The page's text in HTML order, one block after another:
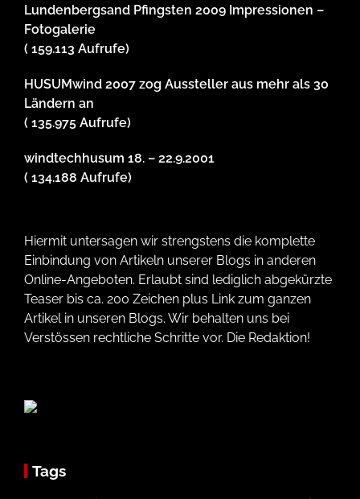
Lundenbergsand Pfingsten 2009 Impressionen –
Fotogalerie
( 159.113 Aufrufe)
HUSUMwind 2007 zog Aussteller aus mehr als 30
Ländern an
( 135.975 Aufrufe)
windtechhusum 18. – 22.9.2001
( 134.188 Aufrufe)
Hiermit untersagen wir strengstens die komplette
Einbindung von Artikeln unserer Blogs in anderen
Online-Angeboten. Erlaubt sind lediglich abgekürzte
Teaser bis ca. 200 Zeichen plus Link zum ganzen
Artikel in unseren Blogs. Wir behalten uns bei
Verstössen rechtliche Schritte vor. Die Redaktion!
Tags